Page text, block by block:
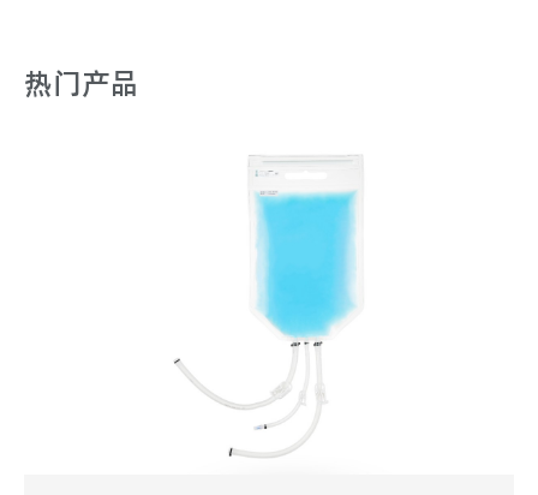
热门产品